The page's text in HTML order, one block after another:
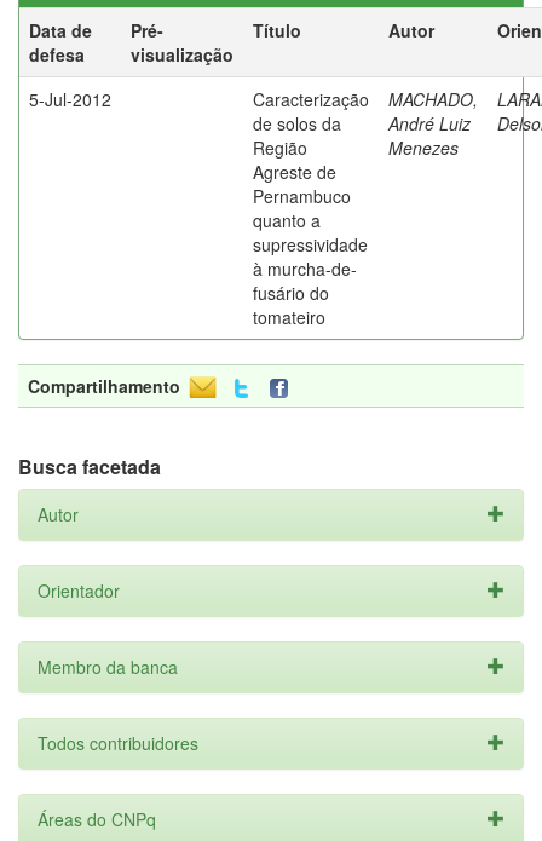
Data de
defesa
Pré-
visualização
Título Autor
5-Jul-2012
Caracterização
de solos da
Região
Agreste de
Pernambuco
quanto a
supressividade
à murcha-de-
fusário do
tomateiro
MACHADO,
André Luiz
Menezes
Compartilhamento
Busca facetada
Autor
Orientador
Membro da banca
Todos contribuidores
Áreas do CNPq